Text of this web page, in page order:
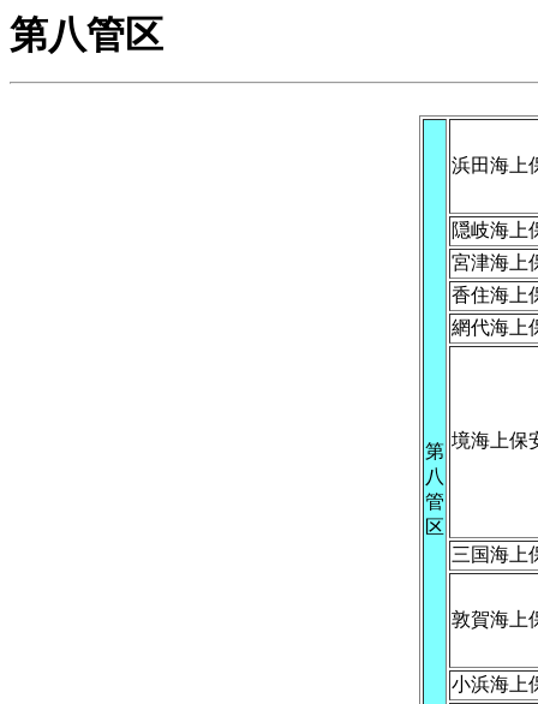
第八管区
第
八
管
区
浜田海上
隠岐海上
宮津海上
香住海上
網代海上
境海上保
三国海上
敦賀海上
小浜海上